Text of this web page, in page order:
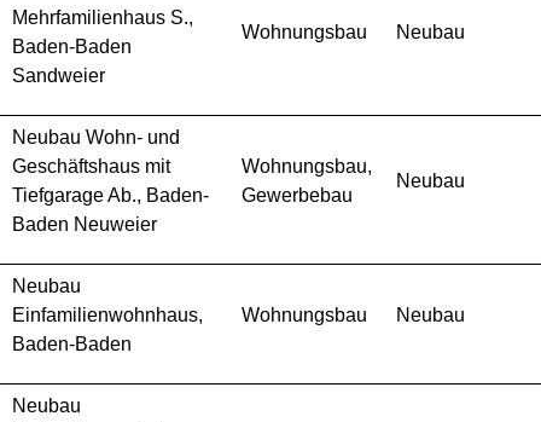
Mehrfamilienhaus S.,
Baden-Baden
Sandweier
Wohnungsbau Neubau
Neubau Wohn- und
Geschäftshaus mit
Tiefgarage Ab., Baden-
Baden Neuweier
Wohnungsbau,
Gewerbebau
Neubau
Neubau
Einfamilienwohnhaus,
Baden-Baden
Wohnungsbau Neubau
Neubau